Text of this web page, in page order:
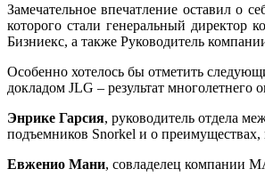
Замечательное впечатление оставил о
которого стали генеральный
Бизниекс, а также Руководитель
Особенно хотелось бы отметить
докладом JLG – результат многолетнего
Энрике Гарсия, руководитель отдела
подъемников Snorkel и о
Евженио Мани, совладелец компании